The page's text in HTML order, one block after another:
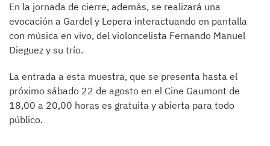
En la jornada de cierre, además, se realizará una
evocación a Gardel y Lepera interactuando en pantalla
con música en vivo, del violoncelista Fernando Manuel
Dieguez y su trío.
La entrada a esta muestra, que se presenta hasta el
próximo sábado 22 de agosto en el Cine Gaumont de
18,00 a 20,00 horas es gratuita y abierta para todo
público.